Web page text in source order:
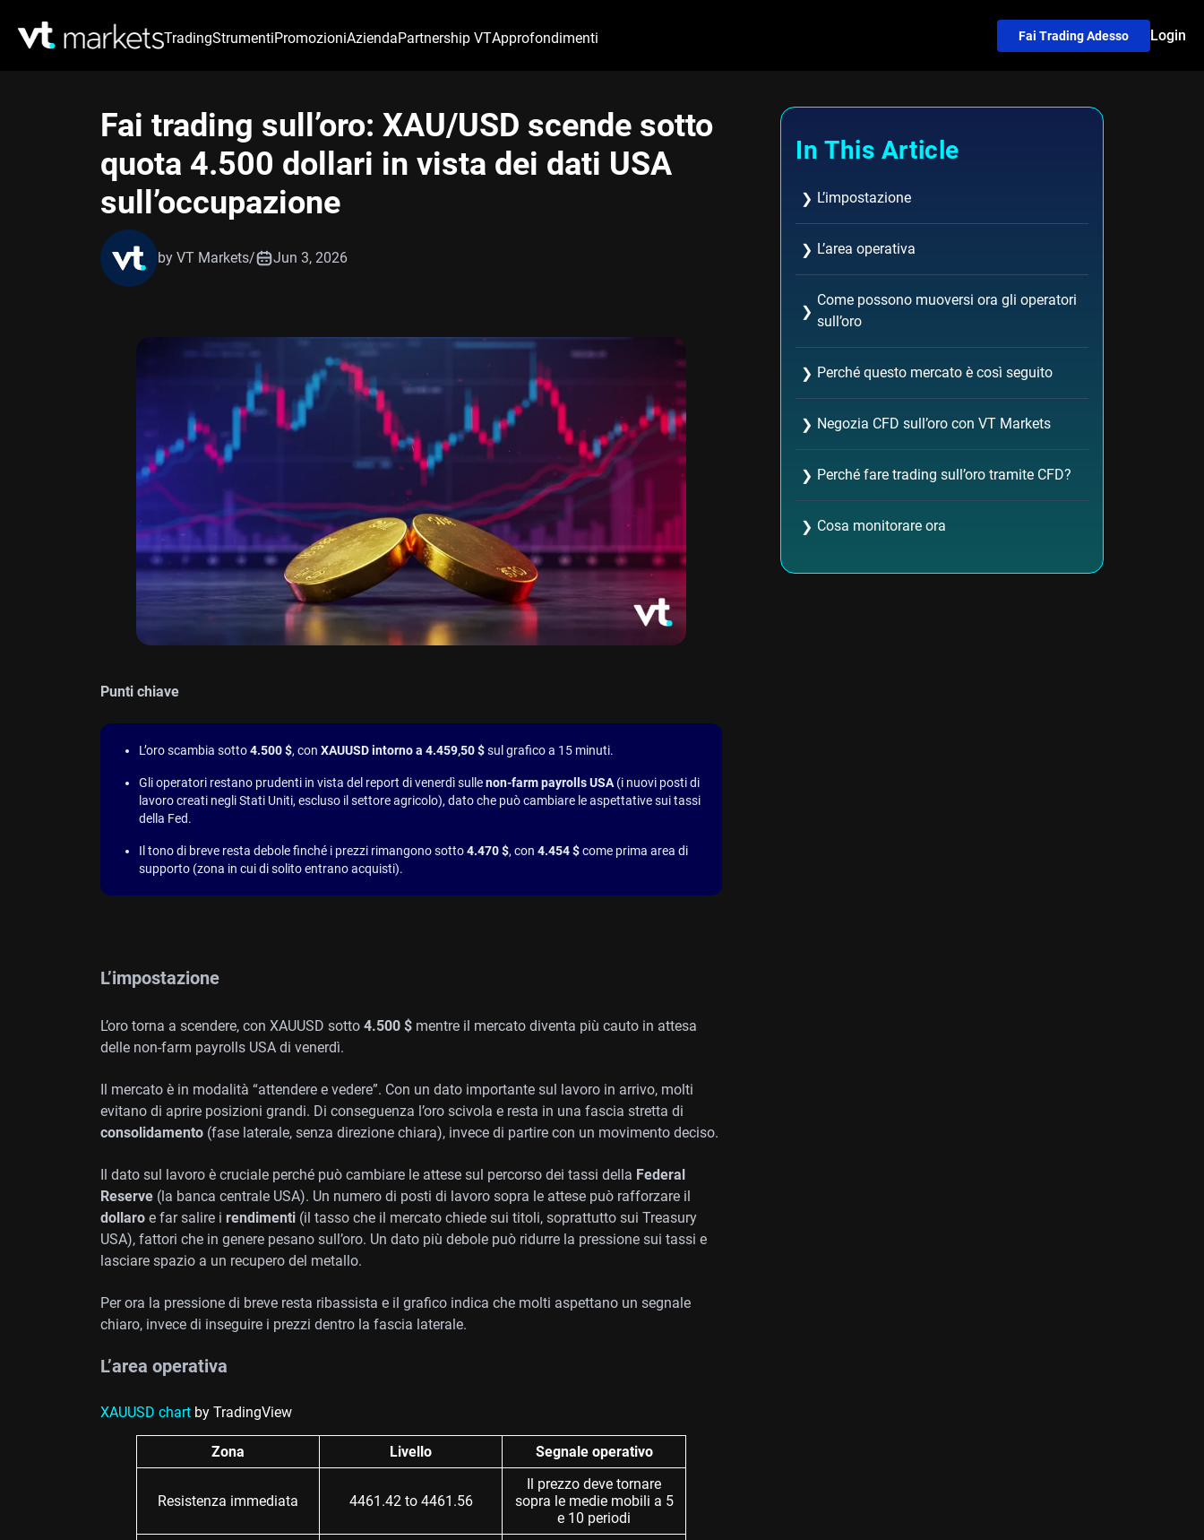
TradingStrumentiPromozioniAziendaPartnership VTApprofondimenti Fai Trading Adesso Login
Fai trading sull’oro: XAU/USD scende sotto
quota 4.500 dollari in vista dei dati USA
sull’occupazione
by VT Markets/ Jun 3, 2026
Punti chiave
L’oro scambia sotto4.500 $, con XAUUSD intorno a 4.459,50 $sul grafico a 15 minuti.
Gli operatori restano prudenti in vista del report di venerdì sullenon-farm payrolls USA (i nuovi posti di
lavoro creati negli Stati Uniti, escluso il settore agricolo), dato che può cambiare le aspettative sui tassi
della Fed.
Il tono di breve resta debole finché i prezzi rimangono sotto4.470 $, con 4.454 $come prima area di
supporto (zona in cui di solito entrano acquisti).
L’impostazione
L’oro torna a scendere, con XAUUSD sotto 4.500 $ mentre il mercato diventa più cauto in attesa
delle non-farm payrolls USA di venerdì.
Il mercato è in modalità “attendere e vedere”. Con un dato importante sul lavoro in arrivo, molti
evitano di aprire posizioni grandi. Di conseguenza l’oro scivola e resta in una fascia stretta di
consolidamento (fase laterale, senza direzione chiara), invece di partire con un movimento deciso.
Il dato sul lavoro è cruciale perché può cambiare le attese sul percorso dei tassi della Federal
Reserve (la banca centrale USA). Un numero di posti di lavoro sopra le attese può rafforzare il
dollaro e far salire i rendimenti (il tasso che il mercato chiede sui titoli, soprattutto sui Treasury
USA), fattori che in genere pesano sull’oro. Un dato più debole può ridurre la pressione sui tassi e
lasciare spazio a un recupero del metallo.
Per ora la pressione di breve resta ribassista e il grafico indica che molti aspettano un segnale
chiaro, invece di inseguire i prezzi dentro la fascia laterale.
L’area operativa
XAUUSD chart by TradingView
Zona Livello Segnale operativo
Resistenza immediata 4461.42 to 4461.56
Il prezzo deve tornare
sopra le medie mobili a 5
e 10 periodi
In This Article
❯ L’impostazione
❯ L’area operativa
❯
Come possono muoversi ora gli operatori
sull’oro
❯ Perché questo mercato è così seguito
❯ Negozia CFD sull’oro con VT Markets
❯ Perché fare trading sull’oro tramite CFD?
❯ Cosa monitorare ora